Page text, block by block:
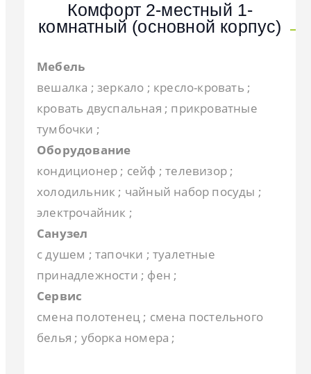
Комфорт 2-местный 1-
комнатный (основной корпус)
Мебель
вешалка ; зеркало ; кресло-кровать ;
кровать двуспальная ; прикроватные
тумбочки ;
Оборудование
кондиционер ; сейф ; телевизор ;
холодильник ; чайный набор посуды ;
электрочайник ;
Санузел
с душем ; тапочки ; туалетные
принадлежности ; фен ;
Сервис
смена полотенец ; смена постельного
белья ; уборка номера ;